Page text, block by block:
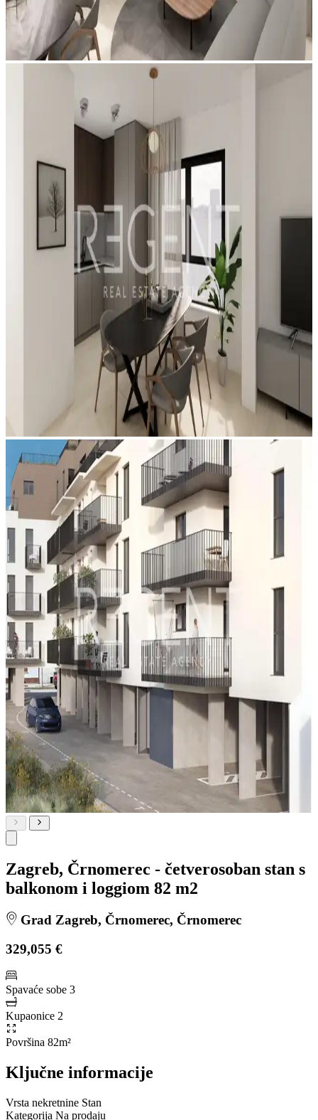
Zagreb, Črnomerec - četverosoban stan s
balkonom i loggiom 82 m2
Grad Zagreb, Črnomerec, Črnomerec
329,055 €
Spavaće sobe 3
Kupaonice 2
Površina 82m²
Ključne informacije
Vrsta nekretnine Stan
Kategorija Na prodaju